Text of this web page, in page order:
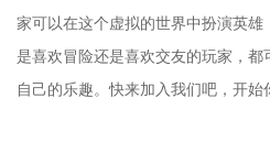
家可以在这个虚拟的世界中扮演英
是喜欢冒险还是喜欢交友的玩家，
自己的乐趣。快来加入我们吧，开始